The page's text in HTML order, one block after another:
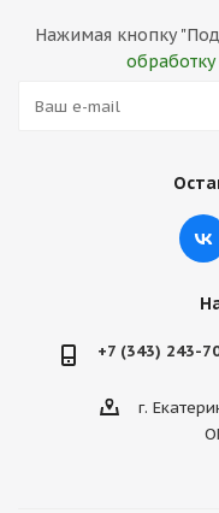
Нажимая кнопку
+7 (343) 243-
г.